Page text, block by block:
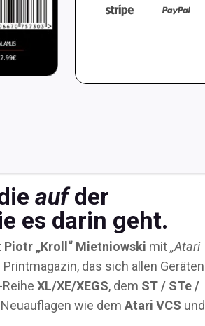
Quartal
aufder
es darin geht.
Piotr „Kroll“ Mietniowski mit„Atari
das sich allen Geräten
XL/XE/XEGS, dem ST / STe /
wie dem Atari VCS und